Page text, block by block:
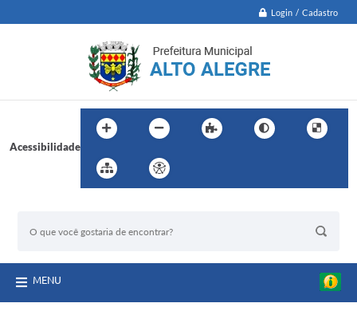
Login / Cadastro
Acessibilidade
MENU